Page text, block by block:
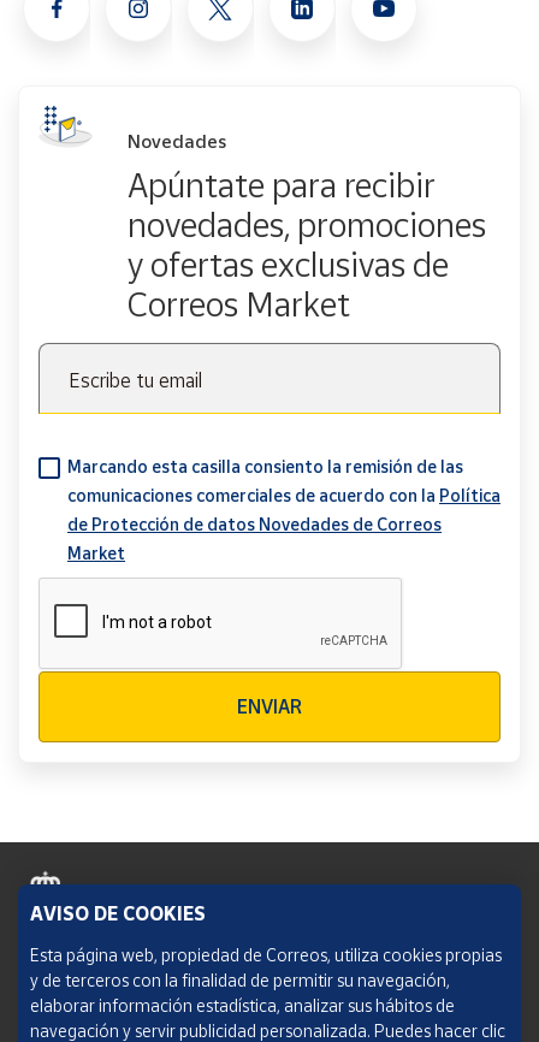
Novedades
Apúntate para recibir
novedades, promociones
y ofertas exclusivas de
Correos Market
Escribe tu email
Marcando esta casilla consiento la remisión de las
comunicaciones comerciales de acuerdo con la Política
de Protección de datos Novedades de Correos
Market
ENVIAR
Política de cookies
Aviso legal
AVISO DE COOKIES
Esta página web, propiedad de Correos, utiliza cookies propias
y de terceros con la finalidad de permitir su navegación,
elaborar información estadística, analizar sus hábitos de
navegación y servir publicidad personalizada. Puedes hacer clic